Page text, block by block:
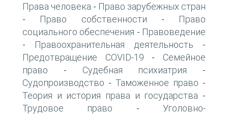
Права человека - Право зарубежных стран
- Право собственности -
Право
социального обеспечения - Правоведение
- Правоохранительная деятельность -
Предотвращение COVID-19 - Семейное
право - Судебная психиатрия -
Судопроизводство - Таможенное право -
Теория и история права и государства -
Трудовое право -Уголовно-